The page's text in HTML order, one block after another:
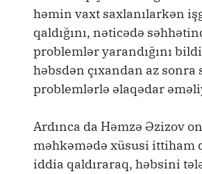
həmin vaxt saxlanılarkən
qaldığını, nəticədə
problemlər yarandığını
həbsdən çıxandan az
problemlərlə əlaqədar
Ardınca da Həmzə Əzizov
məhkəmədə xüsusi ittiham
iddia qaldıraraq, həbsini